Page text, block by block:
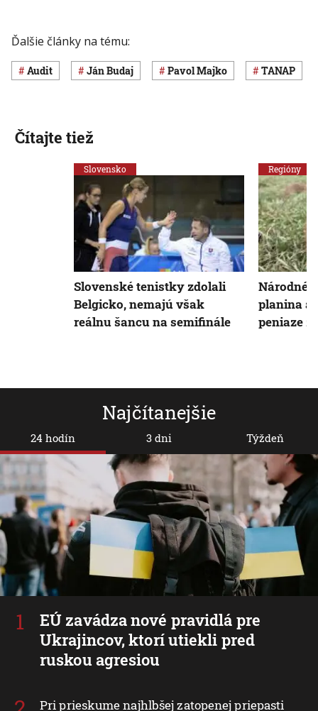
Ďalšie články na tému:
audit Ján Budaj Pavol Majko TANAP
Najčítanejšie
24 hodín
EÚ zavádza nové pravidlá pre
Ukrajincov, ktorí utiekli pred
ruskou agresiou
Pri prieskume najhlbšej zatopenej priepasti
3 dni Týždeň
Čítajte tiež
Slovensko
Slovenské tenistky zdolali
Belgicko, nemajú však
reálnu šancu na semifinále
Regióny
Národné
planina a
peniaze